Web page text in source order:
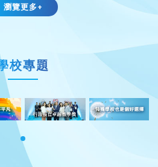
瀏覽更多+
校專題